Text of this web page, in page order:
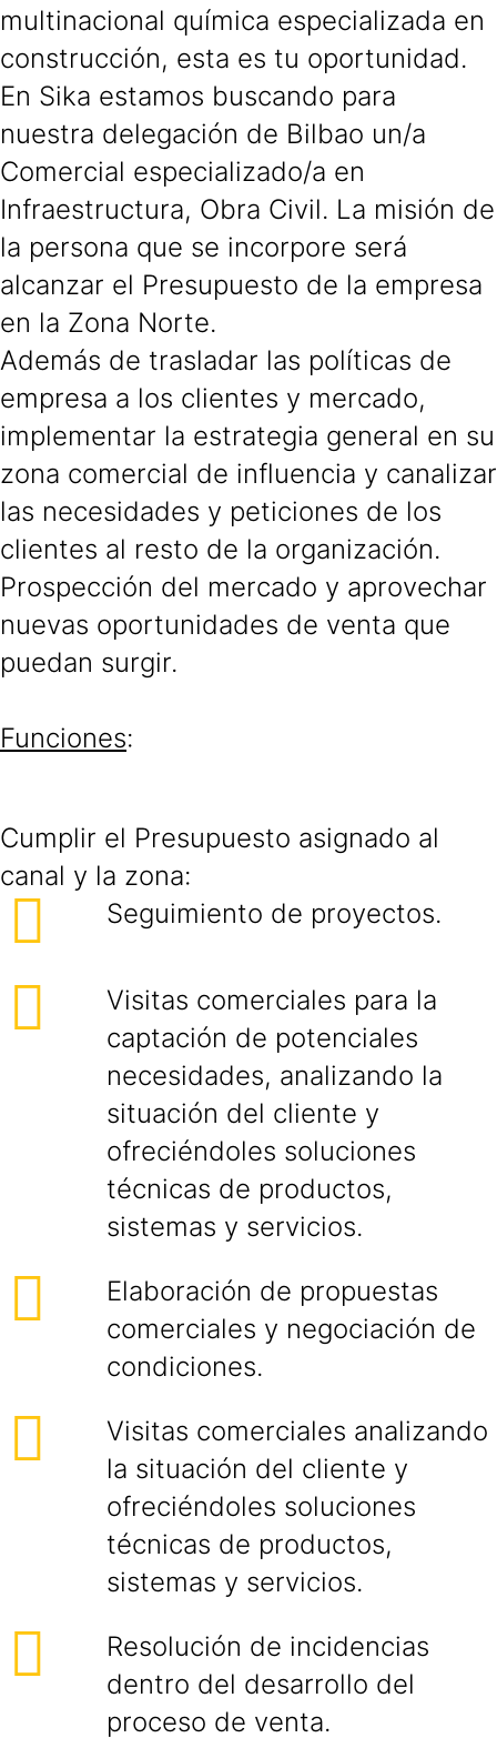
multinacional química especializada en
construcción, esta es tu oportunidad.
En Sika estamos buscando para
nuestra delegación de Bilbao un/a
Comercial especializado/a en
Infraestructura, Obra Civil. La misión de
la persona que se incorpore será
alcanzar el Presupuesto de la empresa
en la Zona Norte.
Además de trasladar las políticas de
empresa a los clientes y mercado,
implementar la estrategia general en su
zona comercial de influencia y canalizar
las necesidades y peticiones de los
clientes al resto de la organización.
Prospección del mercado y aprovechar
nuevas oportunidades de venta que
puedan surgir.
Funciones:
Cumplir el Presupuesto asignado al
canal y la zona:
Seguimiento de proyectos.
Visitas comerciales para la
captación de potenciales
necesidades, analizando la
situación del cliente y
ofreciéndoles soluciones
técnicas de productos,
sistemas y servicios.
Elaboración de propuestas
comerciales y negociación de
condiciones.
Visitas comerciales analizando
la situación del cliente y
ofreciéndoles soluciones
técnicas de productos,
sistemas y servicios.
Resolución de incidencias
dentro del desarrollo del
proceso de venta.